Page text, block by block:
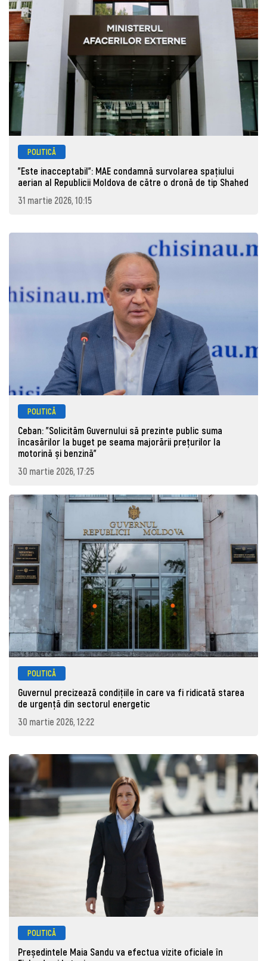
POLITICĂ
"Este inacceptabil": MAE condamnă survolarea spațiului
aerian al Republicii Moldova de către o dronă de tip Shahed
31 martie 2026, 10:15
POLITICĂ
Ceban: "Solicităm Guvernului să prezinte public suma
încasărilor la buget pe seama majorării prețurilor la
motorină și benzină"
30 martie 2026, 17:25
POLITICĂ
Guvernul precizează condițiile în care va fi ridicată starea
de urgență din sectorul energetic
30 martie 2026, 12:22
POLITICĂ
Președintele Maia Sandu va efectua vizite oficiale în